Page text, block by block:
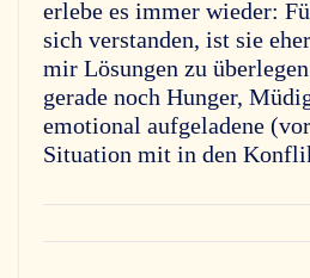
erlebe es immer wieder:
sich verstanden, ist sie
mir Lösungen zu
gerade noch Hunger,
emotional aufgeladene
Situation mit in den